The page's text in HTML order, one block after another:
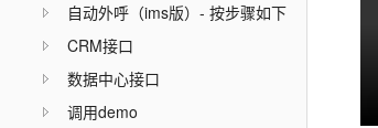
自动外呼（ims版）- 按步骤如下
CRM接口
数据中心接口
调用demo